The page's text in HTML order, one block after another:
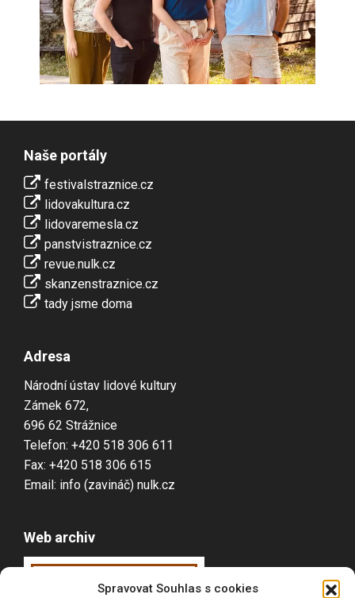
Spravovat Souhlas s cookies
Naše portály
festivalstraznice.cz
lidovakultura.cz
lidovaremesla.cz
panstvistraznice.cz
revue.nulk.cz
skanzenstraznice.cz
tady jsme doma
Adresa
Národní ústav lidové kultury
Zámek 672,
696 62 Strážnice
Telefon: +420 518 306 611
Fax: +420 518 306 615
Email: info (zavináč) nulk.cz
Web archiv
Webarchivováno